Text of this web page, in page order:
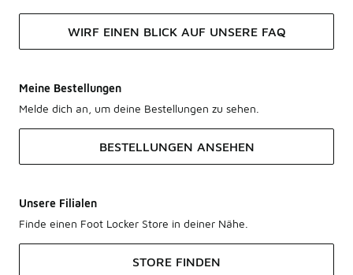
WIRF EINEN BLICK AUF UNSERE FAQ
Meine Bestellungen
Melde dich an, um deine Bestellungen zu sehen.
BESTELLUNGEN ANSEHEN
Unsere Filialen
Finde einen Foot Locker Store in deiner Nähe.
STORE FINDEN